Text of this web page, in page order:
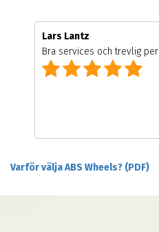
Lars Lantz
Bra services och trevlig
Varför välja ABS Wheels? (PDF)